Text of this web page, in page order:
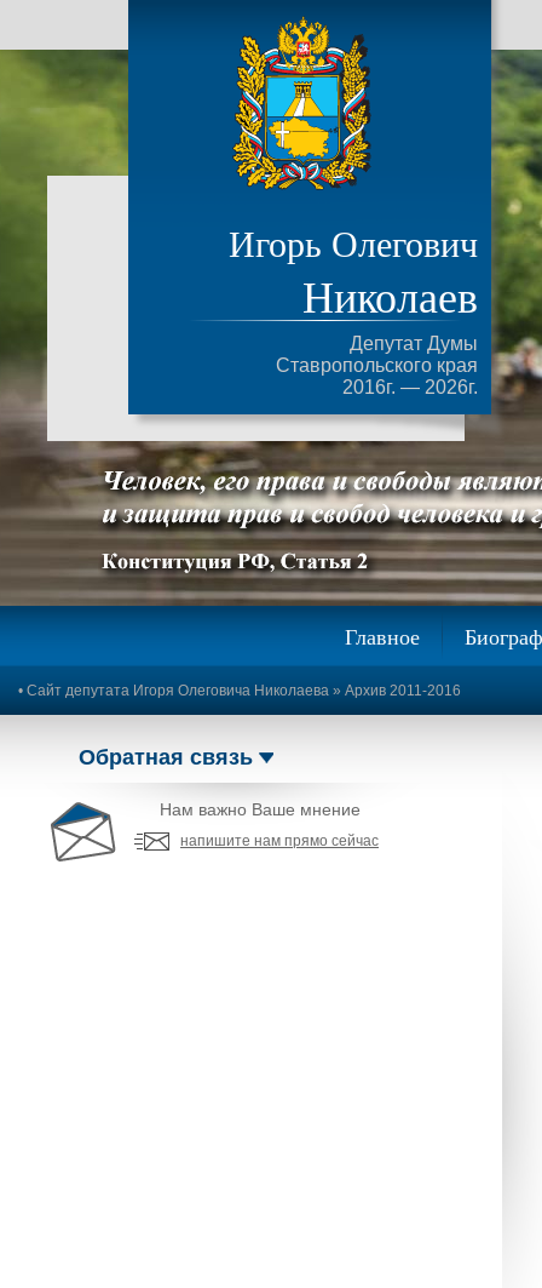
Игорь Олегович
Николаев
Депутат Думы
Ставропольского края
2016г. — 2026г.
Главное
• Сайт депутата Игоря Олеговича Николаева » Архив 2011-2016
Обратная связь
Нам важно Ваше мнение
напишите нам прямо сейчас